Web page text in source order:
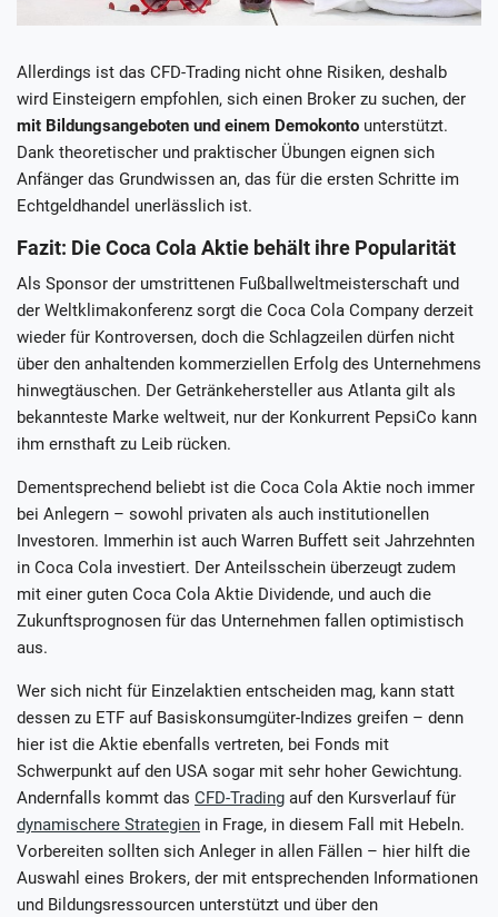
Allerdings ist das CFD-Trading nicht ohne Risiken, deshalb
wird Einsteigern empfohlen, sich einen Broker zu suchen, der
mit Bildungsangeboten und einem Demokonto unterstützt.
Dank theoretischer und praktischer Übungen eignen sich
Anfänger das Grundwissen an, das für die ersten Schritte im
Echtgeldhandel unerlässlich ist.
Fazit: Die Coca Cola Aktie behält ihre Popularität
Als Sponsor der umstrittenen Fußballweltmeisterschaft und
der Weltklimakonferenz sorgt die Coca Cola Company derzeit
wieder für Kontroversen, doch die Schlagzeilen dürfen nicht
über den anhaltenden kommerziellen Erfolg des Unternehmens
hinwegtäuschen. Der Getränkehersteller aus Atlanta gilt als
bekannteste Marke weltweit, nur der Konkurrent PepsiCo kann
ihm ernsthaft zu Leib rücken.
Dementsprechend beliebt ist die Coca Cola Aktie noch immer
bei Anlegern – sowohl privaten als auch institutionellen
Investoren. Immerhin ist auch Warren Buffett seit Jahrzehnten
in Coca Cola investiert. Der Anteilsschein überzeugt zudem
mit einer guten Coca Cola Aktie Dividende, und auch die
Zukunftsprognosen für das Unternehmen fallen optimistisch
aus.
Wer sich nicht für Einzelaktien entscheiden mag, kann statt
dessen zu ETF auf Basiskonsumgüter-Indizes greifen – denn
hier ist die Aktie ebenfalls vertreten, bei Fonds mit
Schwerpunkt auf den USA sogar mit sehr hoher Gewichtung.
Andernfalls kommt das CFD-Trading auf den Kursverlauf für
dynamischere Strategien in Frage, in diesem Fall mit Hebeln.
Vorbereiten sollten sich Anleger in allen Fällen – hier hilft die
Auswahl eines Brokers, der mit entsprechenden Informationen
und Bildungsressourcen unterstützt und über den